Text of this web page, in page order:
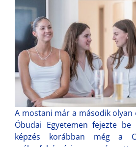
A mostani már a második olyan
Óbudai Egyetemen fejezte
képzés korábban még a